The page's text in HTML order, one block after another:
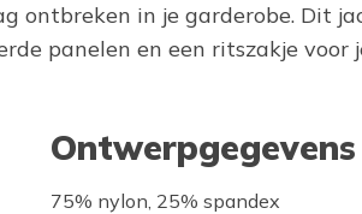
ontbreken in je garderobe. Dit
panelen en een ritszakje voor
Ontwerpgegevens
75% nylon, 25% spandex